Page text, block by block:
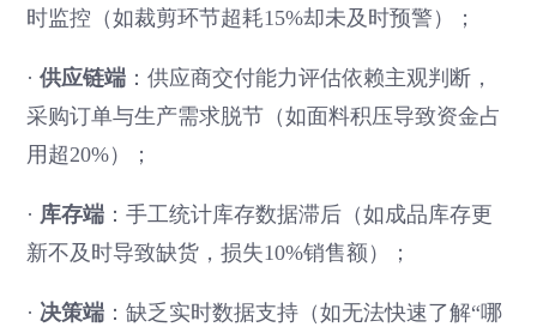
时监控（如裁剪环节超耗15%却未及时预警）；
·供应链端 ：供应商交付能力评估依赖主观判断，
采购订单与生产需求脱节（如面料积压导致资金占
用超20%）；
· 库存端 ：手工统计库存数据滞后（如成品库存更
新不及时导致缺货，损失10%销售额）；
·决策端 ：缺乏实时数据支持（如无法快速了解“哪